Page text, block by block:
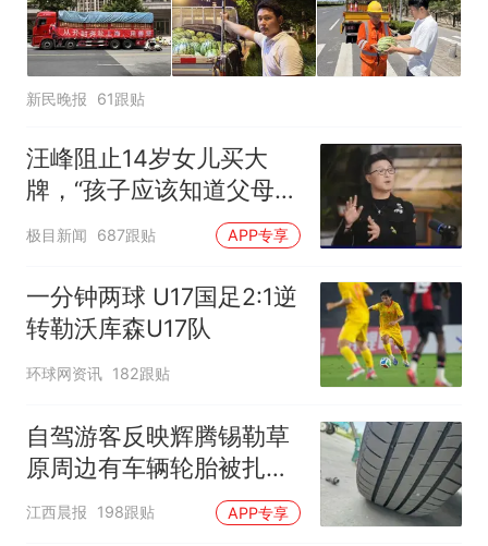
新民晚报 61跟贴
汪峰阻止14岁女儿买大
牌，“孩子应该知道父母的
不易”，称自己买衣服80%
极目新闻 687跟贴 APP专享
一分钟两球 U17国足2:1逆
转勒沃库森U17队
环球网资讯 182跟贴
自驾游客反映辉腾锡勒草
原周边有车辆轮胎被扎，
修理店铺换胎价格高达千
元，官方发布情况通报
江西晨报 198跟贴 APP专享